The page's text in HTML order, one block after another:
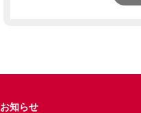
お知らせ